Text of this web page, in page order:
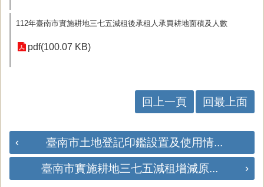
112年臺南市實施耕地三七五減租後承租人承買耕地面積及人數
pdf(100.07 KB)
回上一頁 回最上面
臺南市土地登記印鑑設置及使用情...
臺南市實施耕地三七五減租增減原...